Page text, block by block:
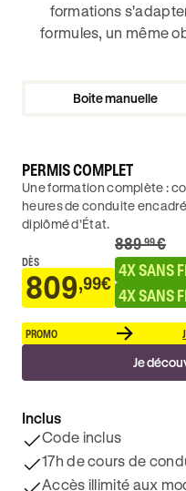
formations
formules, un même
Boite manuelle
PERMIS COMPLET
Une formation complète :
heures de conduite
diplômé d’État.
DÈS
809,99€
889.99€
4X SANS
4X SANS
PROMO
Je
Inclus
Code inclus
17h de cours de
Accès illimité aux